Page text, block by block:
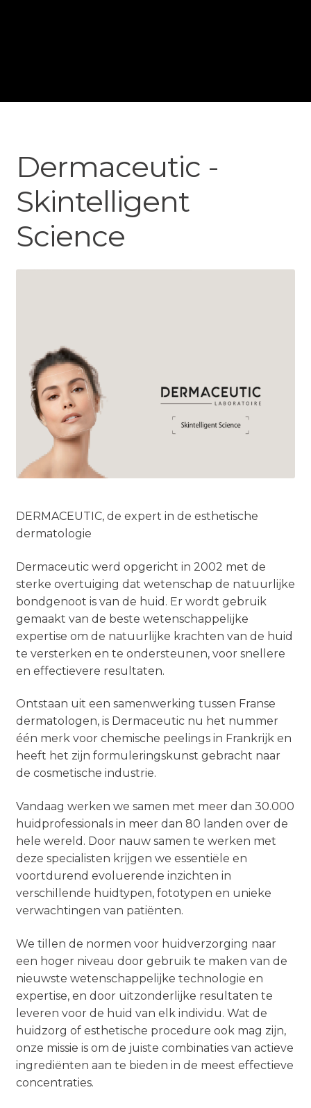
Dermaceutic -
Skintelligent
Science
DERMACEUTIC, de expert in de esthetische
dermatologie
Dermaceutic werd opgericht in 2002 met de
sterke overtuiging dat wetenschap de natuurlijke
bondgenoot is van de huid. Er wordt gebruik
gemaakt van de beste wetenschappelijke
expertise om de natuurlijke krachten van de huid
te versterken en te ondersteunen, voor snellere
en effectievere resultaten.
Ontstaan uit een samenwerking tussen Franse
dermatologen, is Dermaceutic nu het nummer
één merk voor chemische peelings in Frankrijk en
heeft het zijn formuleringskunst gebracht naar
de cosmetische industrie.
Vandaag werken we samen met meer dan 30.000
huidprofessionals in meer dan 80 landen over de
hele wereld. Door nauw samen te werken met
deze specialisten krijgen we essentiële en
voortdurend evoluerende inzichten in
verschillende huidtypen, fototypen en unieke
verwachtingen van patiënten.
We tillen de normen voor huidverzorging naar
een hoger niveau door gebruik te maken van de
nieuwste wetenschappelijke technologie en
expertise, en door uitzonderlijke resultaten te
leveren voor de huid van elk individu. Wat de
huidzorg of esthetische procedure ook mag zijn,
onze missie is om de juiste combinaties van actieve
ingrediënten aan te bieden in de meest effectieve
concentraties.